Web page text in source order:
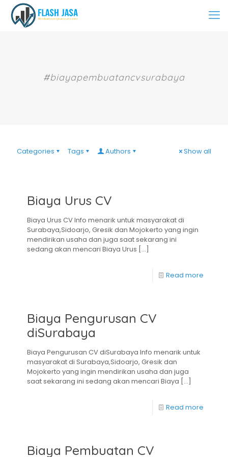
#biayapembuatancvsurabaya
Categories Tags Authors Show all
Biaya Urus CV
Biaya Urus CV Info menarik untuk masyarakat di
Surabaya,Sidoarjo, Gresik dan Mojokerto yang ingin
mendirikan usaha dan juga saat sekarang ini
sedang akan mencari Biaya Urus […]
Read more
Biaya Pengurusan CV
diSurabaya
Biaya Pengurusan CV diSurabaya Info menarik untuk
masyarakat di Surabaya,Sidoarjo, Gresik dan
Mojokerto yang ingin mendirikan usaha dan juga
saat sekarang ini sedang akan mencari Biaya […]
Read more
Biaya Pembuatan CV